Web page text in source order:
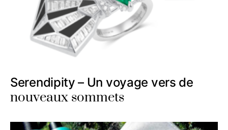
Serendipity – Un voyage vers de
nouveaux sommets